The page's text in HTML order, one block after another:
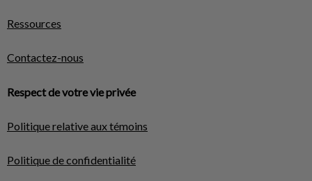
Ressources
Contactez-nous
Respect de votre vie privée
Politique relative aux témoins
Politique de confidentialité